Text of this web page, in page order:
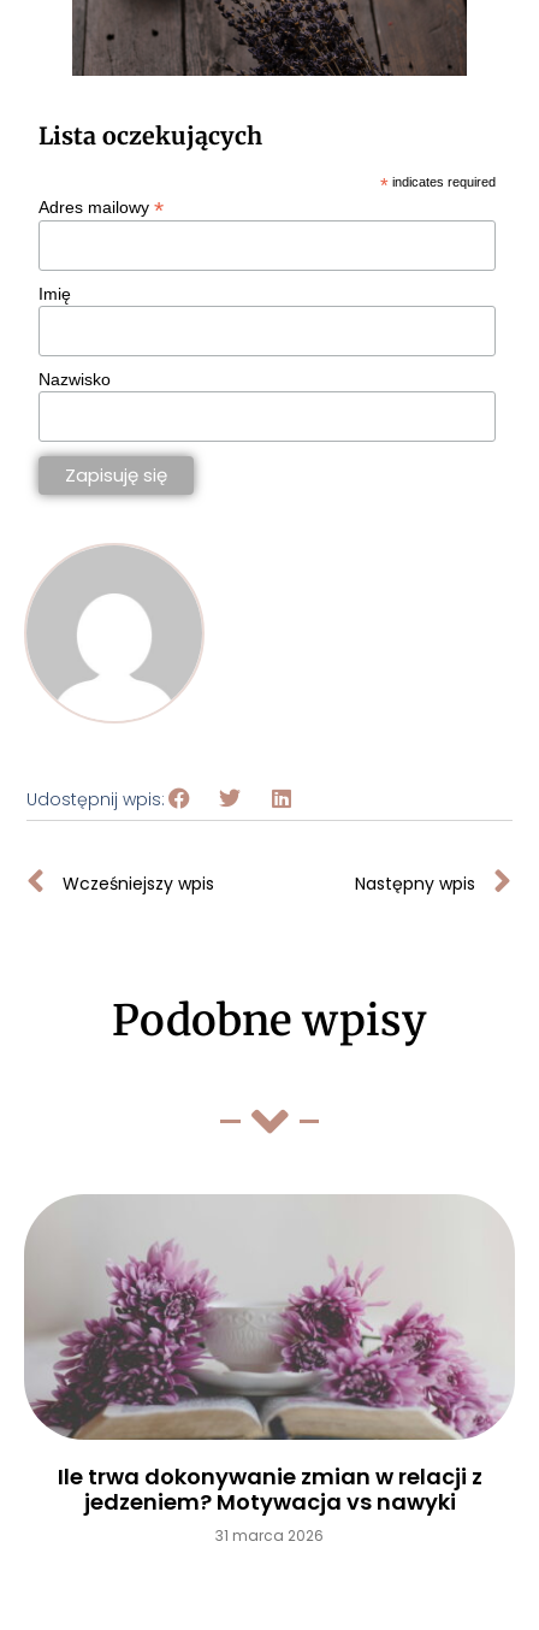
Lista oczekujących
* indicates required
Adres mailowy*
Imię
Nazwisko
Udostępnij wpis:
Wcześniejszy wpis Następny wpis
Podobne wpisy
Ile trwa dokonywanie zmian w relacji z
jedzeniem? Motywacja vs nawyki
31 marca 2026